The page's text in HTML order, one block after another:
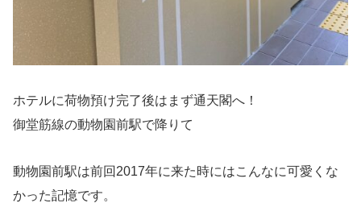
ホテルに荷物預け完了後はまず通天閣へ！
御堂筋線の動物園前駅で降りて
動物園前駅は前回2017年に来た時にはこんなに可愛くな
かった記憶です。